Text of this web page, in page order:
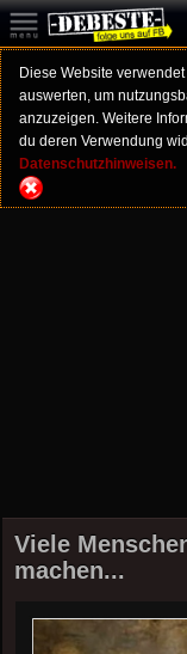
Diese Website
auswerten, um
anzuzeigen. Weitere
du deren Verwendung
Datenschutzhinweisen.
Viele
machen...